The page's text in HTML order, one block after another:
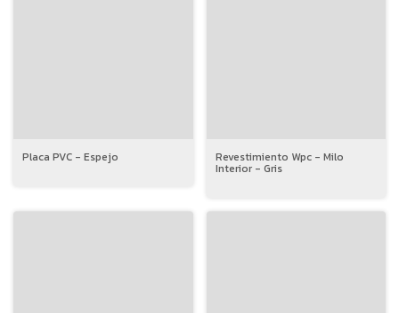
Placa PVC - Espejo Revestimiento Wpc - Milo
Interior - Gris